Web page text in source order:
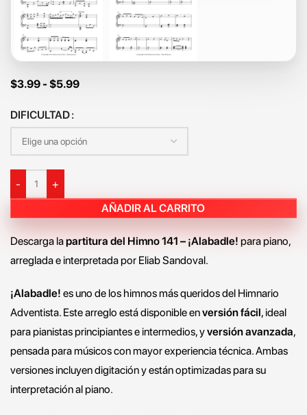
$3.99 -$5.99
DIFICULTAD
-
+
AÑADIR AL CARRITO
Descarga lapartitura del Himno 141 – ¡Alabadle! para piano,
arreglada e interpretada por Eliab Sandoval.
¡Alabadle! es uno de los himnos más queridos del Himnario
Adventista. Este arreglo está disponible enversión fácil, ideal
para pianistas principiantes e intermedios, yversión avanzada,
pensada para músicos con mayor experiencia técnica. Ambas
versiones incluyen digitación y están optimizadas para su
interpretación al piano.